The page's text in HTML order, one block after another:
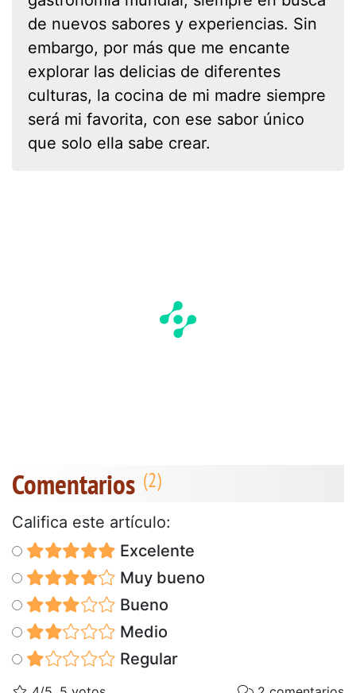
de nuevos sabores y experiencias. Sin
embargo, por más que me encante
explorar las delicias de diferentes
culturas, la cocina de mi madre siempre
será mi favorita, con ese sabor único
que solo ella sabe crear.
Comentarios
Califica este artículo:
Excelente
Muy bueno
Bueno
Medio
Regular